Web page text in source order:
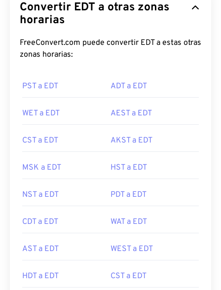
Convertir EDT a otras zonas
horarias
FreeConvert.com puede convertir EDT a estas otras
zonas horarias:
PST a EDT ADT a EDT
WET a EDT AEST a EDT
CST a EDT AKST a EDT
MSK a EDT HST a EDT
NST a EDT PDT a EDT
CDT a EDT WAT a EDT
AST a EDT WEST a EDT
HDT a EDT CST a EDT